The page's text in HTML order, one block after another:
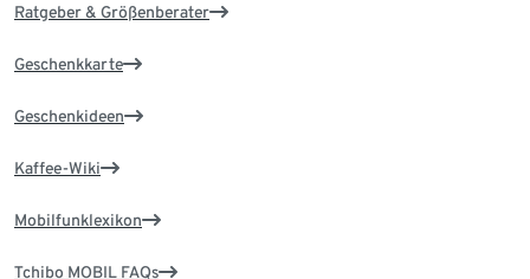
Ratgeber & Größenberater
Geschenkkarte
Geschenkideen
Kaffee-Wiki
Mobilfunklexikon
Tchibo MOBIL FAQs